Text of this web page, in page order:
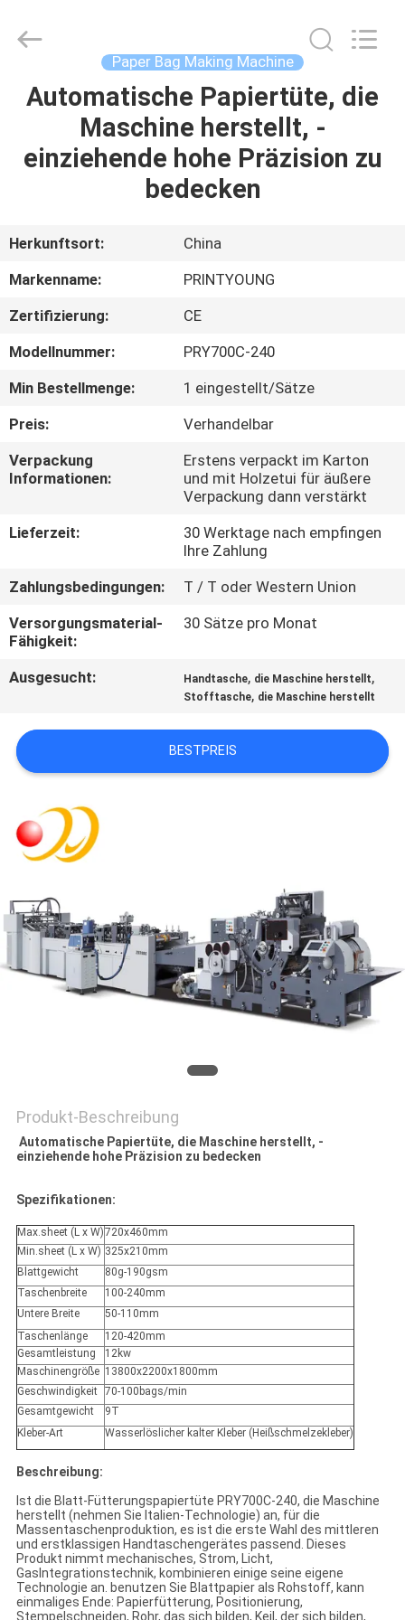
HAUS
PRODUKTE
ÜBER
FABRIK-
AUSFLUG
QUALITÄTSKONTROLLE
SIE
UNS
IN
VERBINDUNG
SIE EIN
ZITAT
SITEMAP
PRIVACY
POLICY
Industry
Co.,Ltd.
Reserved.
Paper Bag Making Machine
Automatische Papiertüte, die
Maschine herstellt, -
einziehende hohe Präzision zu
bedecken
Herkunftsort:
China
Markenname:
PRINTYOUNG
Zertifizierung:
CE
Modellnummer:
PRY700C-240
Min Bestellmenge:
1 eingestellt/Sätze
Preis:
Verhandelbar
Verpackung
Informationen:
Erstens verpackt im Karton
und mit Holzetui für äußere
Verpackung dann verstärkt
Lieferzeit:
30 Werktage nach empfingen
Ihre Zahlung
Zahlungsbedingungen:
T / T oder Western Union
Versorgungsmaterial-
Fähigkeit:
30 Sätze pro Monat
Ausgesucht: Handtasche, die Maschine herstellt,
Stofftasche, die Maschine herstellt
BESTPREIS
Produkt-Beschreibung
Automatische Papiertüte, die Maschine herstellt, -
einziehende hohe Präzision zu bedecken
Spezifikationen:
Max.sheet (L x W)720x460mm
Min.sheet (L x W) 325x210mm
Blattgewicht
80g-190gsm
Taschenbreite
100-240mm
Untere Breite
50-110mm
Taschenlänge
120-420mm
Gesamtleistung
12kw
Maschinengröße 13800x2200x1800mm
Geschwindigkeit 70-100bags/min
Gesamtgewicht
9T
Kleber-Art
Wasserlöslicher kalter Kleber (Heißschmelzekleber)
Beschreibung:
Ist die Blatt-Fütterungspapiertüte PRY700C-240, die Maschine
herstellt (nehmen Sie Italien-Technologie) an, für die
Massentaschenproduktion, es ist die erste Wahl des mittleren
und erstklassigen Handtaschengerätes passend. Dieses
Produkt nimmt mechanisches, Strom, Licht,
GasIntegrationstechnik, kombinieren einige seine eigene
Technologie an. benutzen Sie Blattpapier als Rohstoff, kann
einmaliges Ende: Papierfütterung, Positionierung,
Stempelschneiden, Rohr, das sich bilden, Keil, der sich bilden,